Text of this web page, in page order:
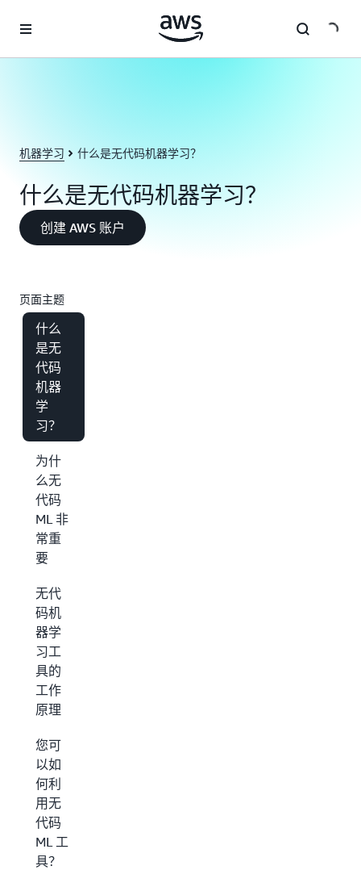
机器学习 什么是无代码机器学习？
什么是无代码机器学习？
创建 AWS 账户
页面主题
什么
是无
代码
机器
学
习？
为什
么无
代码
ML 非
常重
要
无代
码机
器学
习工
具的
工作
原理
您可
以如
何利
用无
代码
ML 工
具？